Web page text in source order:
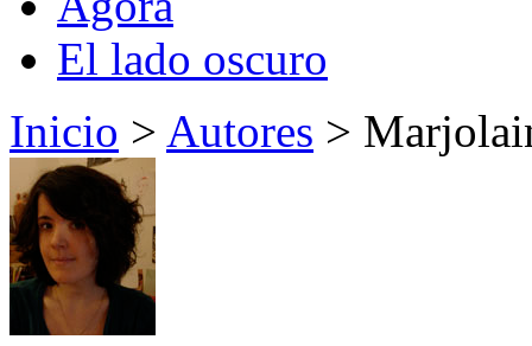
El lado oscuro
Inicio > Autores >